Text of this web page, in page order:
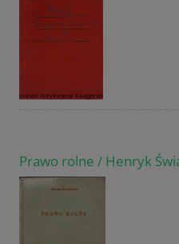
Prawo rolne / Henryk